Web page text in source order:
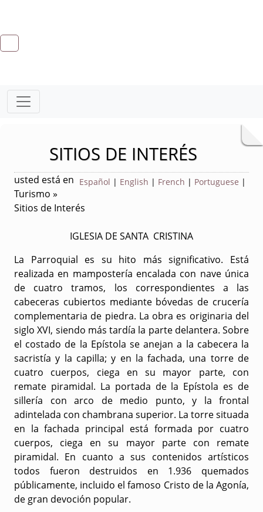
SITIOS DE INTERÉS
Español | English | French | Portuguese |
usted está en
Turismo »
Sitios de Interés
IGLESIA DE SANTA CRISTINA
La Parroquial es su hito más significativo. Está
realizada en mampostería encalada con nave única
de cuatro tramos, los correspondientes a las
cabeceras cubiertos mediante bóvedas de crucería
complementaria de piedra. La obra es originaria del
siglo XVI, siendo más tardía la parte delantera. Sobre
el costado de la Epístola se anejan a la cabecera la
sacristía y la capilla; y en la fachada, una torre de
cuatro cuerpos, ciega en su mayor parte, con
remate piramidal. La portada de la Epístola es de
sillería con arco de medio punto, y la frontal
adintelada con chambrana superior. La torre situada
en la fachada principal está formada por cuatro
cuerpos, ciega en su mayor parte con remate
piramidal. En cuanto a sus contenidos artísticos
todos fueron destruidos en 1.936 quemados
públicamente, incluido el famoso Cristo de la Agonía,
de gran devoción popular.